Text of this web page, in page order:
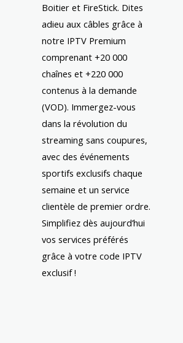
Boitier et FireStick. Dites
adieu aux câbles grâce à
notre IPTV Premium
comprenant +20 000
chaînes et +220 000
contenus à la demande
(VOD). Immergez-vous
dans la révolution du
streaming sans coupures,
avec des événements
sportifs exclusifs chaque
semaine et un service
clientèle de premier ordre.
Simplifiez dès aujourd’hui
vos services préférés
grâce à votre code IPTV
exclusif !